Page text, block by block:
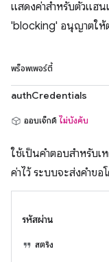
แสดงค่าสําหรับตัวแฮ
'blocking' อนุญาตให้
พร็อพเพอร์ตี้
authCredentials
ออบเจ็กต์ ไม่บังคับ
ใช้เป็นคำตอบสำหรับ
ค่าไว้ ระบบจะส่งคำข
รหัสผ่าน
สตริง